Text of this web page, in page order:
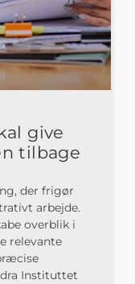
give
tilbage
der frigør
arbejde.
overblik i
relevante
Instituttet